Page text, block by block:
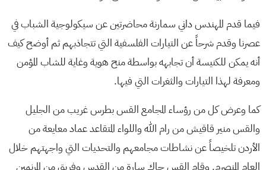
فيما قدم المهندس داني سمارنة محاضرتين عن سيكولوجية الشباب في
عصرنا وقدم شرحاً عن التيارات الفلسفية التي تتجاذبهم ثم أوضح كيف
أنه يمكن للكنيسة أن تجابهه بواسطة منح هوية وغاية للشاب المؤمن
ومعرفة لهذا التيارات والثغرات التي فيها.
كما وعرض كل من رؤساء المجامع القس بطرس غريب من الجليل
والقس منير قاقيش من رام الله واللواء المتقاعد عماد معايعة من
الأردن تلخيصاً عن نشاطات مجامعهم والتحديات التي واجهتهم خلال
العام المنصرم. وقام القس جاك سارة من القدس وفريق من المرنمين